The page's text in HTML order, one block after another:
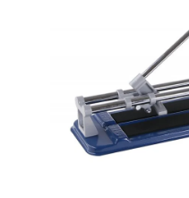
Chovatelské potřeby
Dětské zboží a hračky